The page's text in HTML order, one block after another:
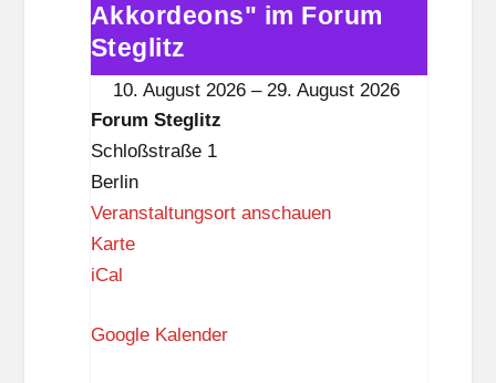
i
t
z
„600
Akkordeons"
im
Akkordeons" im Forum
Steglitz
10. August 2026 – 29. August 2026
Forum Steglitz
Schloßstraße 1
Berlin
Veranstaltungsort anschauen
KarteF
u
iCal
Google Kalender